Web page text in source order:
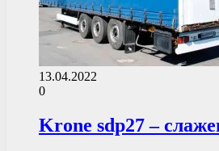
13.04.2022
0
Krone sdp27 –